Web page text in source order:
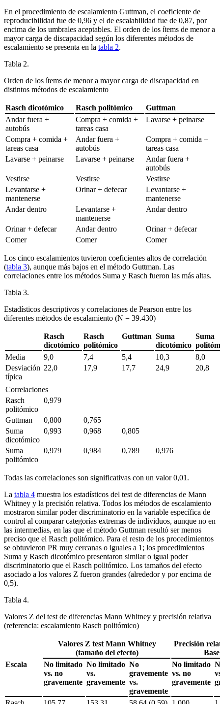
En el procedimiento de escalamiento Guttman, el coeficiente de
reproducibilidad fue de 0,96 y el de escalabilidad fue de 0,87, por
encima de los umbrales aceptables. El orden de los ítems de menor a
mayor carga de discapacidad según los diferentes métodos de
escalamiento se presenta en la tabla 2.
Tabla 2.
Orden de los ítems de menor a mayor carga de discapacidad en
distintos métodos de escalamiento
Rasch dicotómico Rasch politómico
Guttman
Andar fuera +
autobús
Compra + comida +
tareas casa
Lavarse + peinarse
Compra + comida +
tareas casa
Andar fuera +
autobús
Compra + comida +
tareas casa
Lavarse + peinarse
Lavarse + peinarse
Andar fuera +
autobús
Vestirse
Vestirse
Vestirse
Levantarse +
mantenerse
Orinar + defecar
Levantarse +
mantenerse
Andar dentro
Levantarse +
mantenerse
Andar dentro
Orinar + defecar Andar dentro
Orinar + defecar
Comer
Comer Comer
Los cinco escalamientos tuvieron coeficientes altos de correlación
(tabla 3), aunque más bajos en el método Guttman. Las
correlaciones entre los métodos Suma y Rasch fueron las más altas.
Tabla 3.
Estadísticos descriptivos y correlaciones de Pearson entre los
diferentes métodos de escalamiento (N = 39.430)
Rasch
dicotómico
Rasch
politómico
Guttman Suma
dicotómico
Suma
Media
9,0 7,4 5,4 10,3
8,0
Desviación
típica
22,0 17,9 17,7 24,9 20,8
Correlaciones
Rasch
politómico
0,979
Guttman 0,800
0,765
Suma
dicotómico
0,993 0,968 0,805
Suma
politómico
0,979 0,984 0,789 0,976
Todas las correlaciones son significativas con un valor 0,01.
La tabla 4 muestra los estadísticos del test de diferencias de Mann
Whitney y la precisión relativa. Todos los métodos de escalamiento
mostraron similar poder discriminatorio en la variable específica de
control al comparar categorías extremas de individuos, aunque no en
las intermedias, en las que el método Guttman resultó ser menos
preciso que el Rasch politómico. Para el resto de los procedimientos
se obtuvieron PR muy cercanas o iguales a 1; los procedimientos
Suma y Rasch dicotómico presentaron similar o igual poder
discriminatorio que el Rasch politómico. Los tamaños del efecto
asociado a los valores Z fueron grandes (alrededor y por encima de
0,5).
Tabla 4.
Valores Z del test de diferencias Mann Whitney y precisión relativa
(referencia: escalamiento Rasch politómico)
Valores Z test Mann Whitney
(tamaño del efecto)
Precisión
Escala
No limitado
vs. no
gravemente
No limitado
vs.
gravemente
No
gravemente
vs.
gravemente
No limitado
vs. no
gravemente